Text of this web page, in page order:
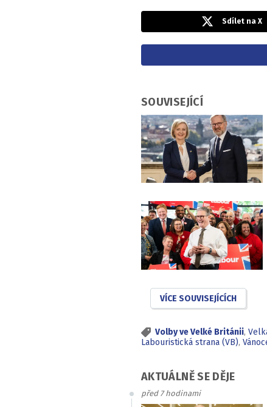
Sdílet na X
SOUVISEJÍCÍ
VÍCE SOUVISEJÍCÍCH
Volby ve Velké Británii,
Labouristická strana (VB),
AKTUÁLNĚ SE DĚJE
před 7 hodinami